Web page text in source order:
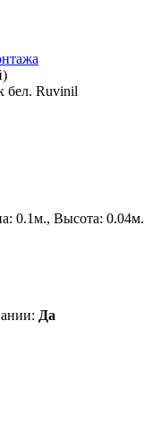
0.1м., Высота: 0.04м.
Да